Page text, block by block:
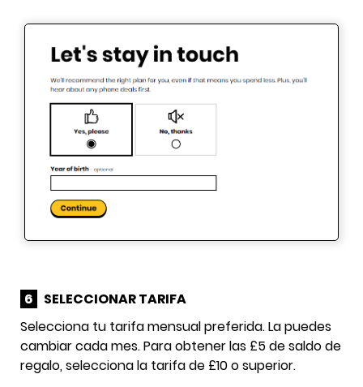
6
SELECCIONAR TARIFA
Selecciona tu tarifa mensual preferida. La puedes
cambiar cada mes. Para obtener las £5 de saldo de
regalo, selecciona la tarifa de £10 o superior.